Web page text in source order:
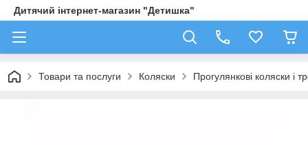
Дитячий інтернет-магазин "Детишка"
Товари та послуги Коляски Прогулянкові коляски і